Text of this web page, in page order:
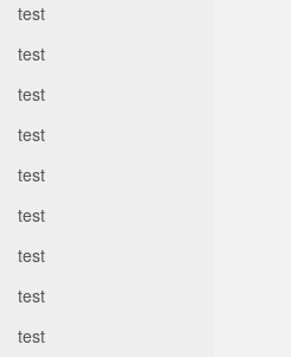
test
test
test
test
test
test
test
test
test